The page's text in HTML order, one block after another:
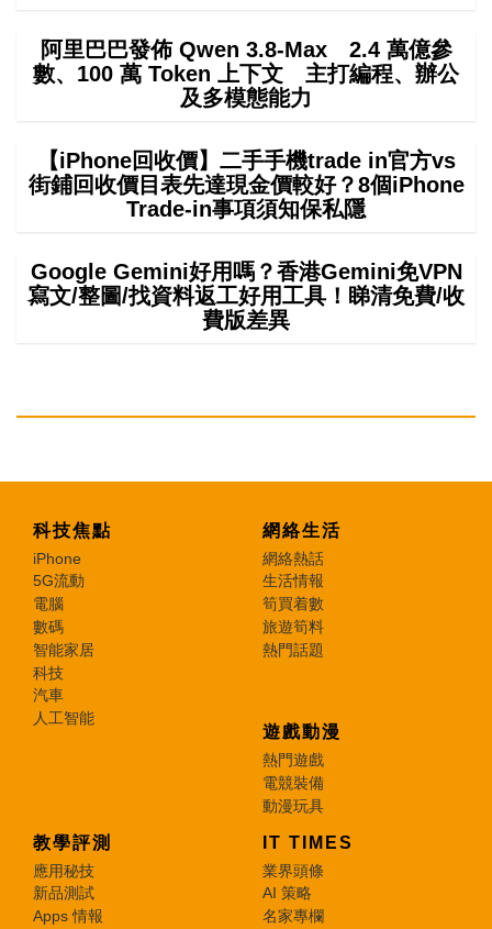
阿里巴巴發佈 Qwen 3.8-Max 2.4 萬億參
數、100 萬 Token 上下文 主打編程、辦公
及多模態能力
【iPhone回收價】二手手機trade in官方vs
街鋪回收價目表先達現金價較好？8個iPhone
Trade-in事項須知保私隱
Google Gemini好用嗎？香港Gemini免VPN
寫文/整圖/找資料返工好用工具！睇清免費/收
費版差異
科技焦點
iPhone
5G流動
電腦
數碼
智能家居
科技
汽車
人工智能
網絡生活
網絡熱話
生活情報
筍買着數
旅遊筍料
熱門話題
遊戲動漫
熱門遊戲
電競裝備
動漫玩具
教學評測
應用秘技
新品測試
Apps 情報
IT TIMES
業界頭條
AI 策略
名家專欄